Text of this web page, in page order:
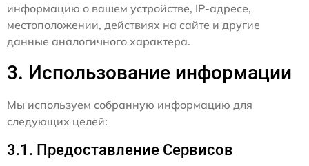
информацию о вашем устройстве, IP-адресе,
местоположении, действиях на сайте и другие
данные аналогичного характера.
3. Использование информации
Мы используем собранную информацию для
следующих целей:
3.1. Предоставление Сервисов